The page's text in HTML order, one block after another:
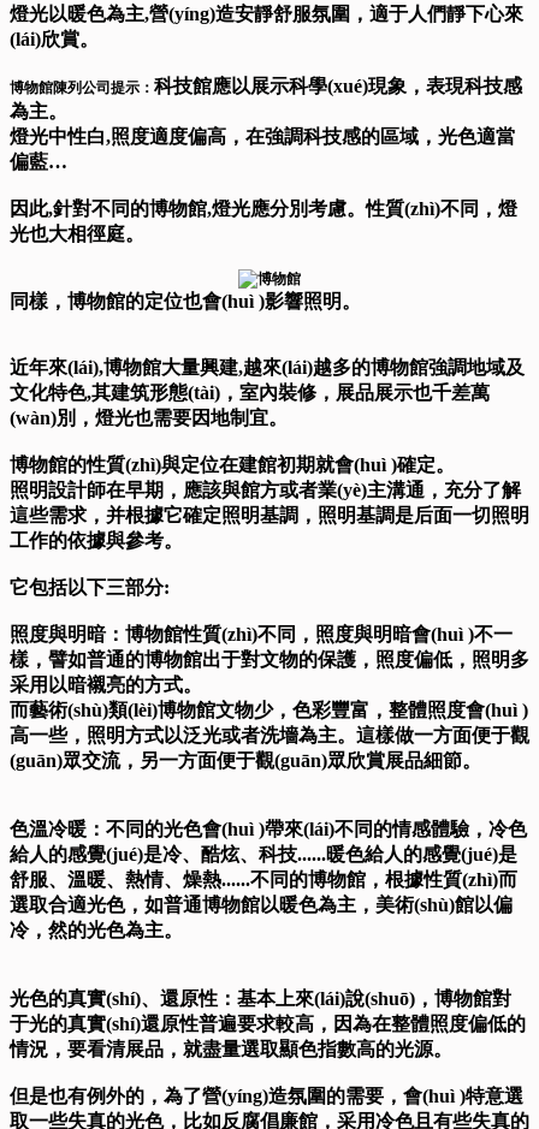
燈光以暖色為主,營(yíng)造安靜舒服氛圍，適于人們靜下心來
(lái)欣賞。
博物館陳列公司提示： 科技館應以展示科學(xué)現象，表現科技感
為主。
燈光中性白,照度適度偏高，在強調科技感的區域，光色適當
偏藍…
因此,針對不同的博物館,燈光應分別考慮。性質(zhì)不同，燈
光也大相徑庭。
同樣，博物館的定位也會(huì )影響照明。
近年來(lái),博物館大量興建,越來(lái)越多的博物館強調地域及
文化特色,其建筑形態(tài)，室內裝修，展品展示也千差萬
(wàn)別，燈光也需要因地制宜。
博物館的性質(zhì)與定位在建館初期就會(huì )確定。
照明設計師在早期，應該與館方或者業(yè)主溝通，充分了解
這些需求，并根據它確定照明基調，照明基調是后面一切照明
工作的依據與參考。
它包括以下三部分:
照度與明暗：博物館性質(zhì)不同，照度與明暗會(huì )不一
樣，譬如普通的博物館出于對文物的保護，照度偏低，照明多
采用以暗襯亮的方式。
而藝術(shù)類(lèi)博物館文物少，色彩豐富，整體照度會(huì )
高一些，照明方式以泛光或者洗墻為主。這樣做一方面便于觀
(guān)眾交流，另一方面便于觀(guān)眾欣賞展品細節。
色溫冷暖：不同的光色會(huì )帶來(lái)不同的情感體驗，冷色
給人的感覺(jué)是冷、酷炫、科技......暖色給人的感覺(jué)是
舒服、溫暖、熱情、燥熱......不同的博物館，根據性質(zhì)而
選取合適光色，如普通博物館以暖色為主，美術(shù)館以偏
冷，然的光色為主。
光色的真實(shí)、還原性：基本上來(lái)說(shuō)，博物館對
于光的真實(shí)還原性普遍要求較高，因為在整體照度偏低的
情況，要看清展品，就盡量選取顯色指數高的光源。
但是也有例外的，為了營(yíng)造氛圍的需要，會(huì )特意選
取一些失真的光色，比如反腐倡廉館，采用冷色且有些失真的